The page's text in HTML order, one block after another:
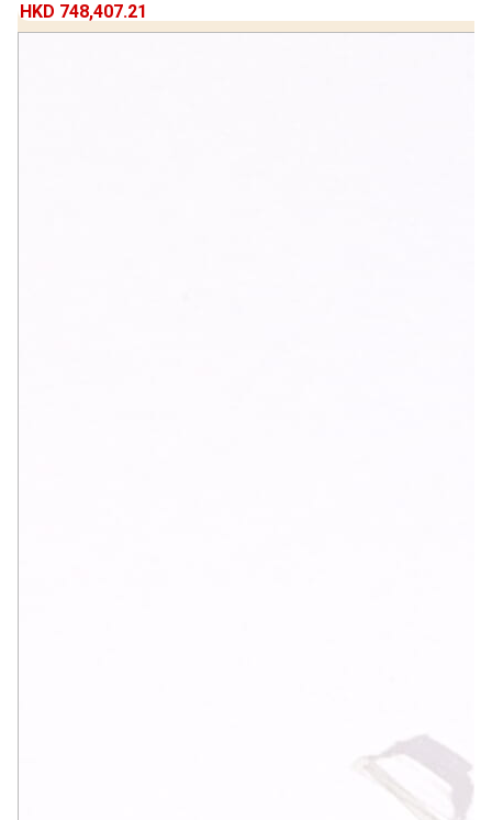
HKD 748,407.21